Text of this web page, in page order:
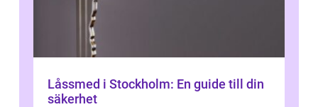
Låssmed i Stockholm: En guide till din
säkerhet